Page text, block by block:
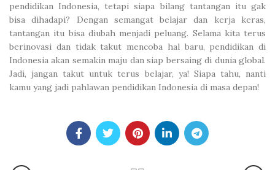
pendidikan Indonesia, tetapi siapa bilang tantangan itu gak
bisa dihadapi? Dengan semangat belajar dan kerja keras,
tantangan itu bisa diubah menjadi peluang. Selama kita terus
berinovasi dan tidak takut mencoba hal baru, pendidikan di
Indonesia akan semakin maju dan siap bersaing di dunia global.
Jadi, jangan takut untuk terus belajar, ya! Siapa tahu, nanti
kamu yang jadi pahlawan pendidikan Indonesia di masa depan!